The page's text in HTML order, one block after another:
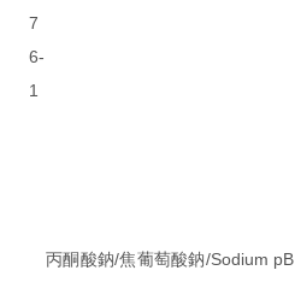
7
6-
1
丙酮酸鈉/焦葡萄酸鈉/Sodium pB